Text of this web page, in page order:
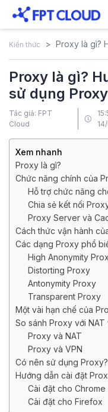
Kiến thức Proxy là gì?
Proxy là gì?
sử dụng
Tác giả: FPT
Cloud
Xem nhanh
Proxy là gì?
Chức năng chính của
Hỗ trợ chức năng
Chia sẻ kết nối
Proxy Server và
Cách thức vận hành
Các dạng Proxy phổ
High Anonymity
Distorting Proxy
Antonymity Proxy
Transparent Proxy
Một vài hạn chế của
So sánh Proxy với NAT
Proxy và NAT
Proxy và VPN
Có nên sử dụng Proxy?
Hướng dẫn cài đặt
Cài đặt cho Chrome
Cài đặt cho Firefox